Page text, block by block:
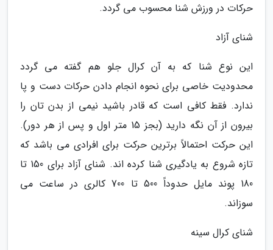
حرکات در ورزش شنا محسوب می گردد.
شنای آزاد
این نوع شنا که به آن کرال جلو هم گفته می گردد
محدودیت خاصی برای نحوه انجام دادن حرکات دست و پا
ندارد. فقط کافی است که قادر باشید نیمی از بدن تان را
بیرون از آن نگه دارید (بجز 15 متر اول و پس از هر دور).
این حرکت احتمالاً برترین حرکت برای افرادی می باشد که
تازه شروع به یادگیری شنا کرده اند. شنای آزاد برای 150 تا
180 پوند مایل حدوداً 500 تا 700 کالری در ساعت می
سوزاند.
شنای کرال سینه